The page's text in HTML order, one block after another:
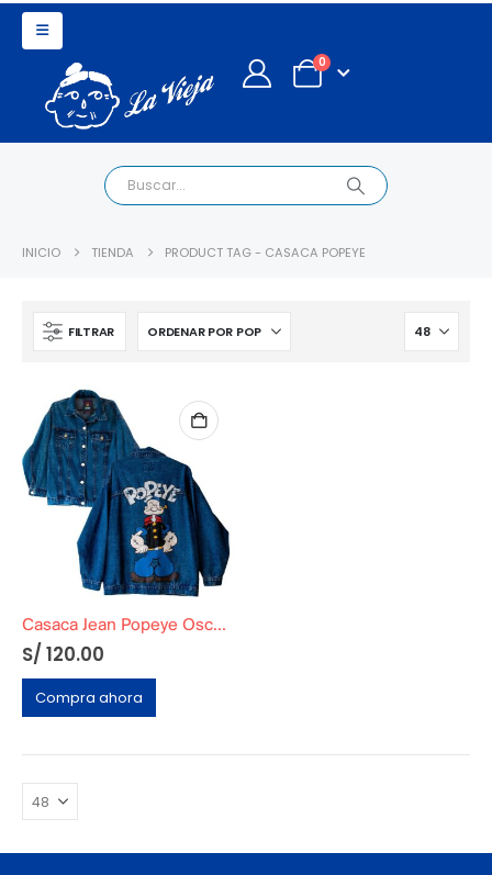
0
INICIO TIENDA PRODUCT TAG - CASACA POPEYE
FILTRAR
Casaca Jean Popeye Oscuro
S/ 120.00
Compra ahora